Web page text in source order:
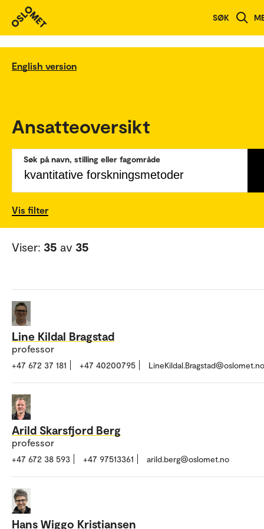
SØK
English version
Ansatteoversikt
Søk på navn, stilling eller fagområde
Vis filter
Viser: 35 av 35
Line Kildal Bragstad
professor
+47 672 37 181 +47 40200795 LineKildal.Bragstad@oslomet.no
Arild Skarsfjord Berg
professor
+47 672 38 593 +47 97513361 arild.berg@oslomet.no
Hans Wiggo Kristiansen